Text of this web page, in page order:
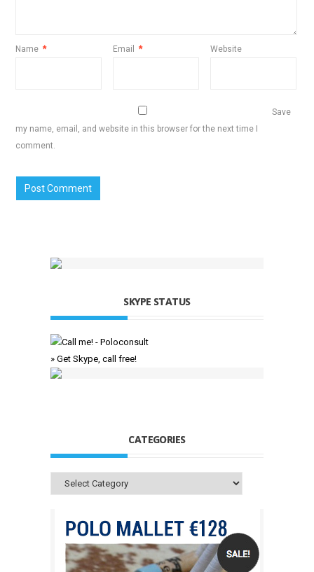
Name * Email * Website
Save
my name, email, and website in this browser for the next time I
comment.
SKYPE STATUS
» Get Skype, call free!
CATEGORIES
Categories